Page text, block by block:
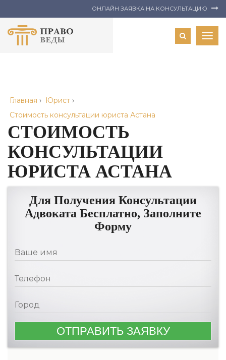
ОНЛАЙН ЗАЯВКА НА КОНСУЛЬТАЦИЮ
Главная › Юрист ›
Стоимость консультации юриста Астана
СТОИМОСТЬ
КОНСУЛЬТАЦИИ
ЮРИСТА АСТАНА
Для Получения Консультации
Адвоката Бесплатно, Заполните
Форму